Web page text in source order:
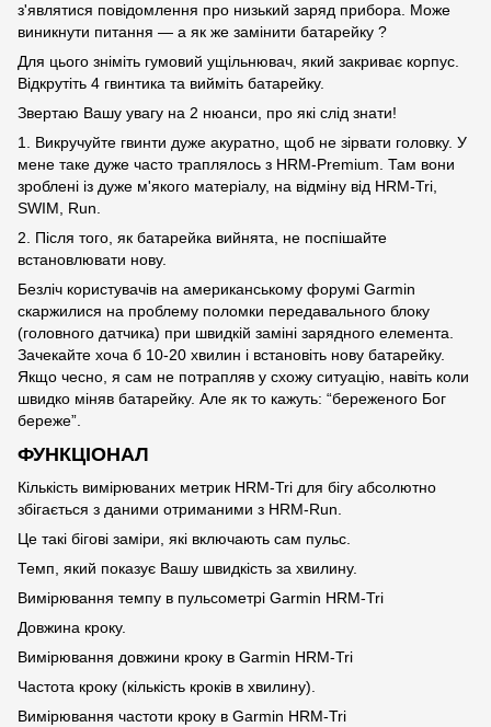
з'являтися повідомлення про низький заряд прибора. Може
виникнути питання — а як же замінити батарейку ?
Для цього зніміть гумовий ущільнювач, який закриває корпус.
Відкрутіть 4 гвинтика та вийміть батарейку.
Звертаю Вашу увагу на 2 нюанси, про які слід знати!
1. Викручуйте гвинти дуже акуратно, щоб не зірвати головку. У
мене таке дуже часто траплялось з HRM-Premium. Там вони
зроблені із дуже м'якого матеріалу, на відміну від HRM-Tri,
SWIM, Run.
2. Після того, як батарейка вийнята, не поспішайте
встановлювати нову.
Безліч користувачів на американському форумі Garmin
скаржилися на проблему поломки передавального блоку
(головного датчика) при швидкій заміні зарядного елемента.
Зачекайте хоча б 10-20 хвилин і встановіть нову батарейку.
Якщо чесно, я сам не потрапляв у схожу ситуацію, навіть коли
швидко міняв батарейку. Але як то кажуть: “береженого Бог
береже”.
ФУНКЦІОНАЛ
Кількість вимірюваних метрик HRM-Tri для бігу абсолютно
збігається з даними отриманими з HRM-Run.
Це такі бігові заміри, які включають сам пульс.
Темп, який показує Вашу швидкість за хвилину.
Вимірювання темпу в пульсометрі Garmin HRM-Tri
Довжина кроку.
Вимірювання довжини кроку в Garmin HRM-Tri
Частота кроку (кількість кроків в хвилину).
Вимірювання частоти кроку в Garmin HRM-Tri